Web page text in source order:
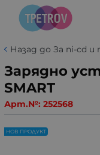
Назад до За ni-cd и
Зарядно
SMART
Арт.№: 252568
НОВ ПРОДУКТ